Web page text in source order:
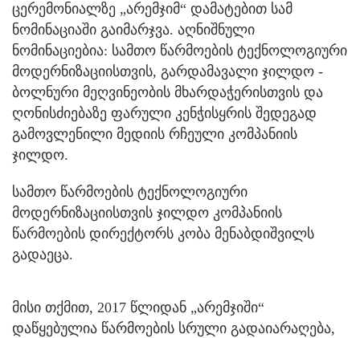
ცერემონიალზე „არემჯიმ“ დამატებით სამ
ნომინაციაში გაიმარჯვა. აღნიშნული
ნომინაციებია: სამთო წარმოების ტექნოლოგიური
მოდერნიზაციისთვის, გარდამავალი ჯილდო -
ბოლნური მეღვინეობის მხარდაჭერისთვის და
ღონისძიებაზე ფარული კენჭისყრის შედეგად
გამოვლენილი მედიის რჩეული კომპანიის
ჯილდო.
სამთო წარმოების ტექნოლოგიური
მოდერნიზაციისთვის ჯილდო კომპანიის
წარმოების დირექტორს კობა მენაბდიშვილს
გადაეცა.
მისი თქმით, 2017 წლიდან „არემჯიში“
დაწყებულია წარმოების სრული გადაიარაღება,